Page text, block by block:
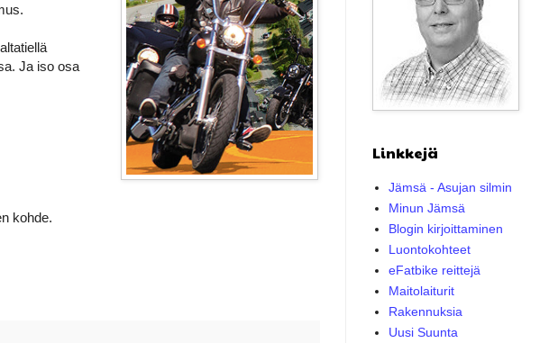
Ja iso osa
kohde.
Linkkejä
Jämsä - Asujan silmin
Minun Jämsä
Blogin kirjoittaminen
Luontokohteet
eFatbike reittejä
Maitolaiturit
Rakennuksia
Uusi Suunta